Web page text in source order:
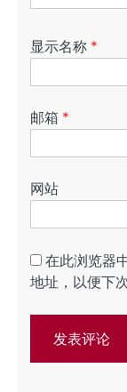
显示名称 *
邮箱 *
网站
在此浏览器
地址，以便下